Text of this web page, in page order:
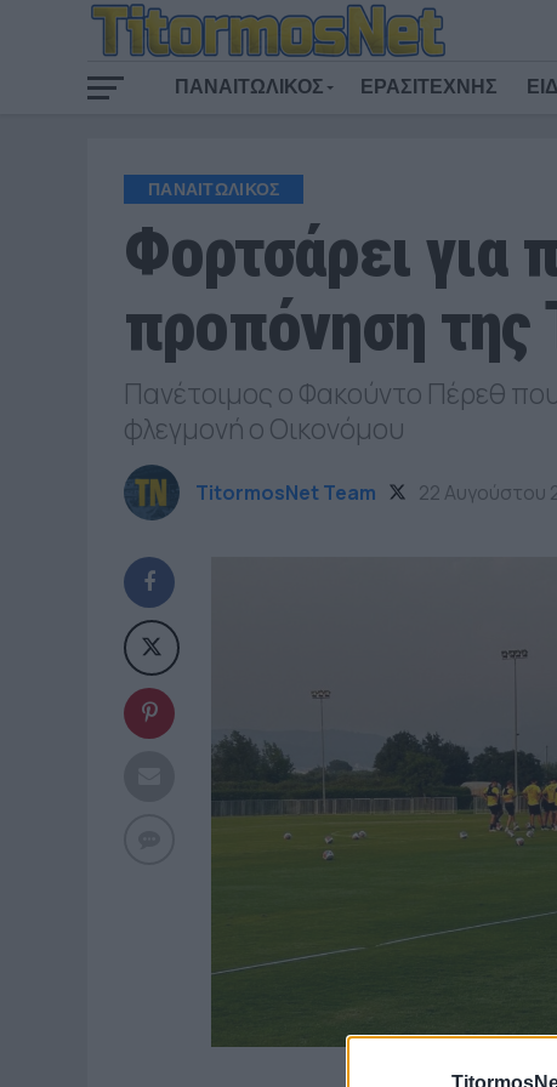
ΠΑΝΑΙΤΩΛΙΚΟΣ ΕΡΑΣΙΤΕΧΝΗΣ
ΠΑΝΑΙΤΩΛΙΚΟΣ
Φορτσάρει για
προπόνηση της
Πανέτοιμος ο Φακούντο Πέρεθ
φλεγμονή ο Οικονόμου
TitormosNet Team 22 Αυγούστου